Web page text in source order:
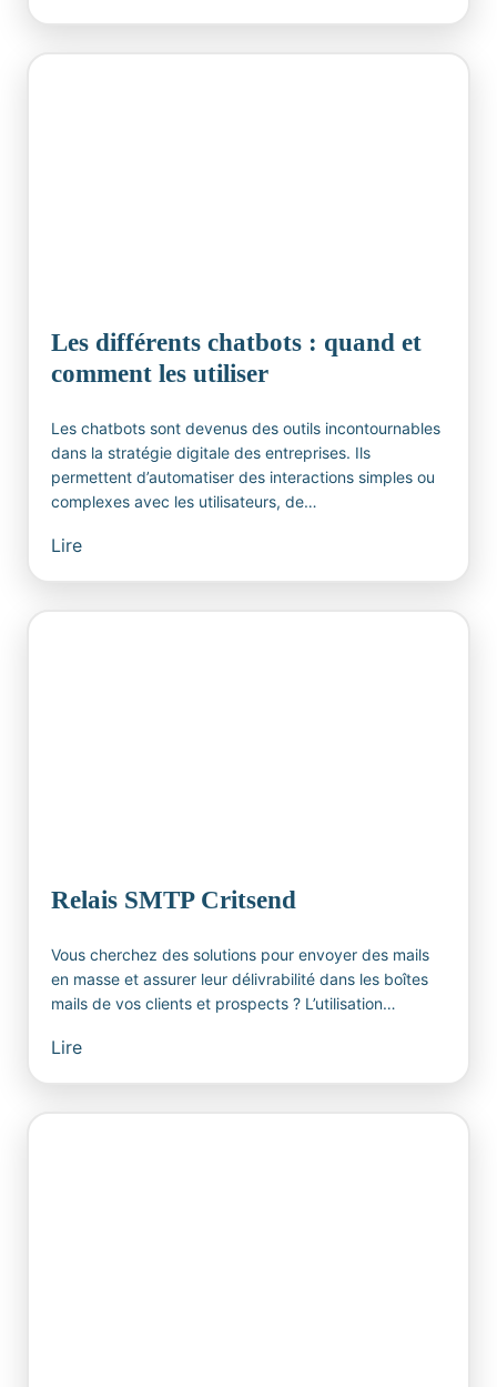
Les différents chatbots : quand et
comment les utiliser
Les chatbots sont devenus des outils incontournables
dans la stratégie digitale des entreprises. Ils
permettent d’automatiser des interactions simples ou
complexes avec les utilisateurs, de…
Lire
Relais SMTP Critsend
Vous cherchez des solutions pour envoyer des mails
en masse et assurer leur délivrabilité dans les boîtes
mails de vos clients et prospects ? L’utilisation…
Lire